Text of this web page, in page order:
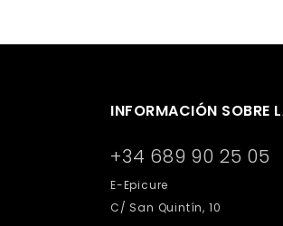
INFORMACIÓN SOBRE
+34 689 90 25 05
E-Epicure
C/ San Quintín, 10